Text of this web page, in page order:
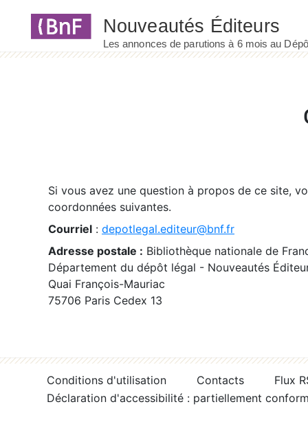
Si vous avez une question à propos de ce site,
coordonnées suivantes.
Courriel : depotlegal.editeur@bnf.fr
Adresse postale : Bibliothèque nationale de
Département du dépôt légal - Nouveautés
Quai François-Mauriac
75706 Paris Cedex 13
Conditions d'utilisation Contacts
Flux
Déclaration d'accessibilité : partiellement